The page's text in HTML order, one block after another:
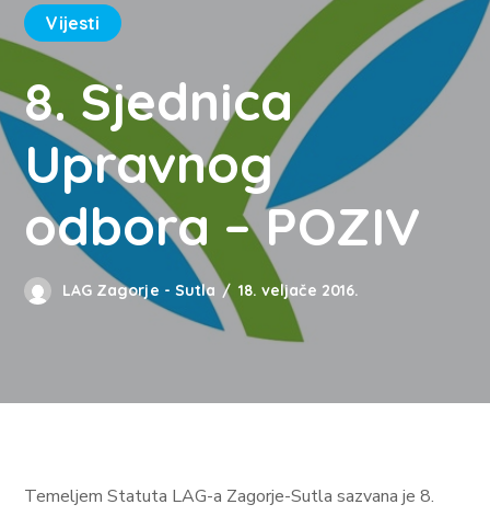
Vijesti
8. Sjednica
Upravnog
odbora – POZIV
LAG Zagorje - Sutla 18. veljače 2016.
Temeljem Statuta LAG-a Zagorje-Sutla sazvana je 8.